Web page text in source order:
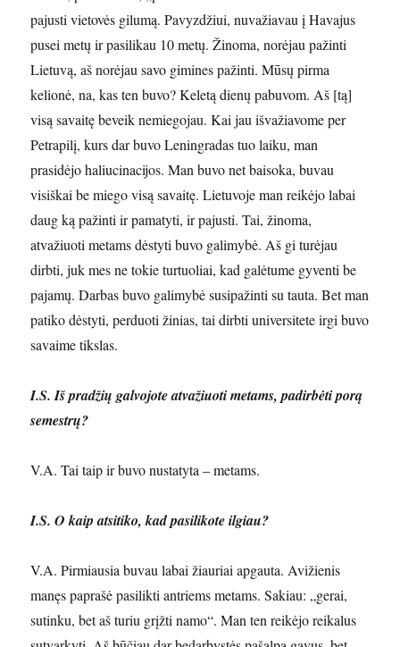
pajusti vietovės gilumą. Pavyzdžiui, nuvažiavau į Havajus
pusei metų ir pasilikau 10 metų. Žinoma, norėjau pažinti
Lietuvą, aš norėjau savo gimines pažinti. Mūsų pirma
kelionė, na, kas ten buvo? Keletą dienų pabuvom. Aš [tą]
visą savaitę beveik nemiegojau. Kai jau išvažiavome per
Petrapilį, kurs dar buvo Leningradas tuo laiku, man
prasidėjo haliucinacijos. Man buvo net baisoka, buvau
visiškai be miego visą savaitę. Lietuvoje man reikėjo labai
daug ką pažinti ir pamatyti, ir pajusti. Tai, žinoma,
atvažiuoti metams dėstyti buvo galimybė. Aš gi turėjau
dirbti, juk mes ne tokie turtuoliai, kad galėtume gyventi be
pajamų. Darbas buvo galimybė susipažinti su tauta. Bet man
patiko dėstyti, perduoti žinias, tai dirbti universitete irgi buvo
savaime tikslas.
I.S. Iš pradžių galvojote atvažiuoti metams, padirbėti porą
semestrų?
V.A. Tai taip ir buvo nustatyta – metams.
I.S. O kaip atsitiko, kad pasilikote ilgiau?
V.A. Pirmiausia buvau labai žiauriai apgauta. Avižienis
manęs paprašė pasilikti antriems metams. Sakiau: „gerai,
sutinku, bet aš turiu grįžti namo“. Man ten reikėjo reikalus